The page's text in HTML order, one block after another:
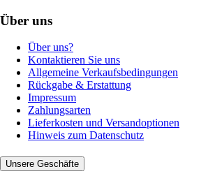
Über uns
Über uns?
Kontaktieren Sie uns
Allgemeine Verkaufsbedingungen
Rückgabe & Erstattung
Impressum
Zahlungsarten
Lieferkosten und Versandoptionen
Hinweis zum Datenschutz
Unsere Geschäfte